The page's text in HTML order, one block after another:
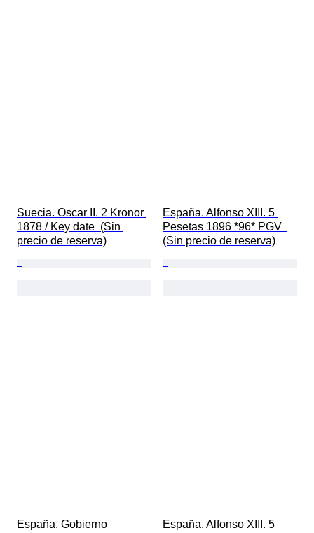
Suecia. Oscar II. 2 Kronor
1878 / Key date  (Sin
precio de reserva)
España. Alfonso XIII. 5
Pesetas 1896 *96* PGV
(Sin precio de reserva)
España. Gobierno
España. Alfonso XIII. 5